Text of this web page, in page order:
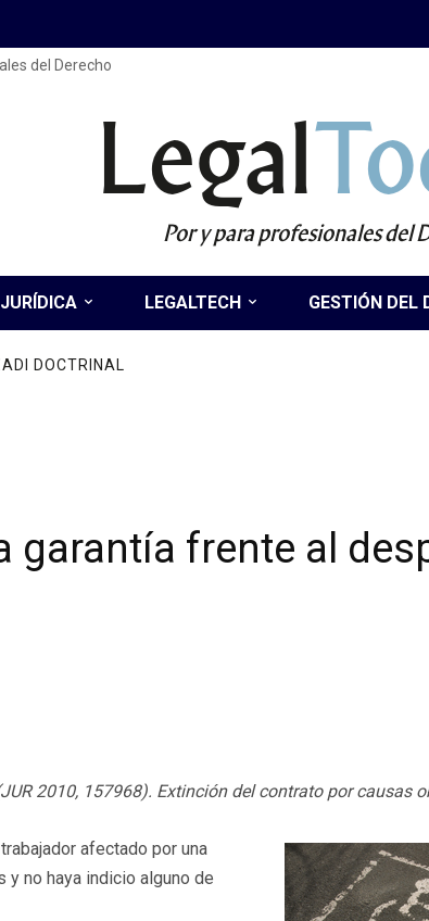
del Derecho
Legal
Por y para profesionales del
LEGALTECH GESTIÓN DEL
DOCTRINAL
garantía frente al
2010, 157968). Extinción del contrato por causas
afectado por una
no haya indicio alguno de